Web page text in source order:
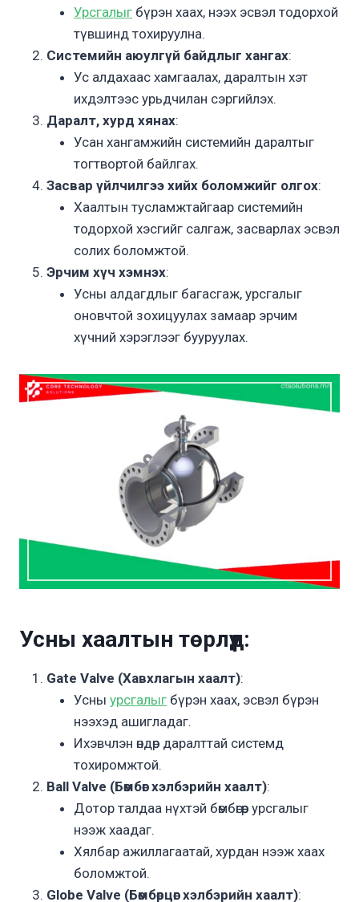
Урсгалыг бүрэн хаах, нээх эсвэл тодорхой
түвшинд тохируулна.
Системийн аюулгүй байдлыг хангах:
Ус алдахаас хамгаалах, даралтын хэт
ихдэлтээс урьдчилан сэргийлэх.
Даралт, хурд хянах:
Усан хангамжийн системийн даралтыг
тогтвортой байлгах.
Засвар үйлчилгээ хийх боломжийг олгох:
Хаалтын тусламжтайгаар системийн
тодорхой хэсгийг салгаж, засварлах эсвэл
солих боломжтой.
Эрчим хүч хэмнэх:
Усны алдагдлыг багасгаж, урсгалыг
оновчтой зохицуулах замаар эрчим
хүчний хэрэглээг бууруулах.
Усны хаалтын төрлүүд:
Gate Valve (Хавхлагын хаалт):
Усны урсгалыг бүрэн хаах, эсвэл бүрэн
нээхэд ашигладаг.
Ихэвчлэн өндөр даралттай системд
тохиромжтой.
Ball Valve (Бөмбөг хэлбэрийн хаалт):
Дотор талдаа нүхтэй бөмбөгөөр урсгалыг
нээж хаадаг.
Хялбар ажиллагаатай, хурдан нээж хаах
боломжтой.
Globe Valve (Бөмбөрцөг хэлбэрийн хаалт):